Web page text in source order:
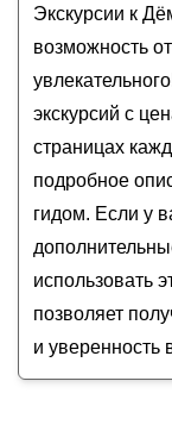
Арт-
Голубое
экскурсия
Уфа:
Добро
2026года от 1
Экскурсии к
возможность
экскурсий с
страницах
подробное
гидом. Если у
использовать
позволяет
и уверенность